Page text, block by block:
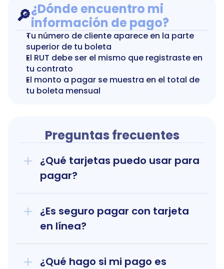
🔎¿Dónde encuentro mi
información de pago?
Tu número de cliente aparece en la parte
superior de tu boleta
El RUT debe ser el mismo que registraste en
tu contrato
El monto a pagar se muestra en el total de
tu boleta mensual
Preguntas frecuentes
¿Qué tarjetas puedo usar para
pagar?
¿Es seguro pagar con tarjeta
en línea?
¿Qué hago si mi pago es